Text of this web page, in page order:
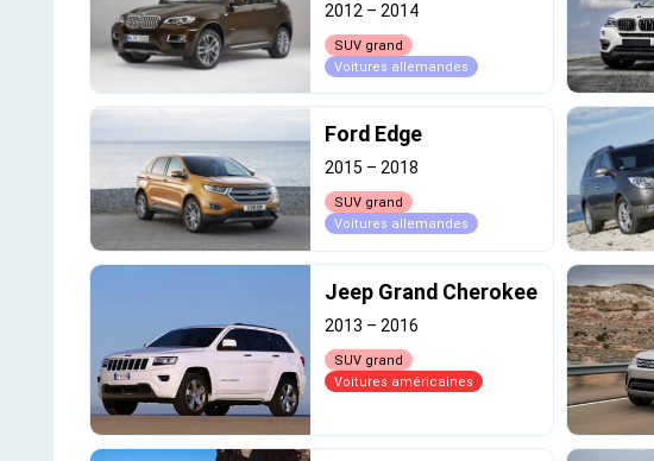
2012 – 2014
SUV grand
Voitures allemandes
Ford Edge
2015 – 2018
SUV grand
Voitures allemandes
Jeep Grand Cherokee
2013 – 2016
SUV grand
Voitures américaines